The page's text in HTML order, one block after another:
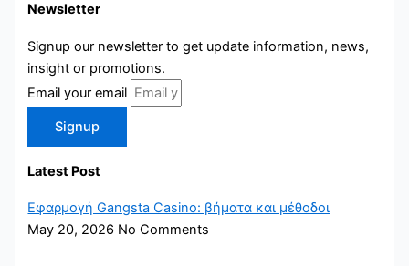
Newsletter
Signup our newsletter to get update information, news,
insight or promotions.
Email your email
Signup
Latest Post
Εφαρμογή Gangsta Casino: βήματα και μέθοδοι
May 20, 2026 No Comments